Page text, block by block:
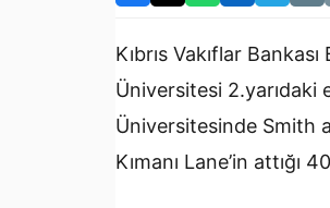
Kıbrıs Vakıflar
Üniversitesi 2.yarıdaki
Üniversitesinde Smith
Kımanı Lane’in attığı